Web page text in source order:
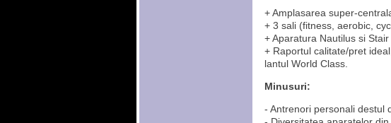
+ Amplasarea super-
+ 3 sali (fitness, aerobic,
+ Aparatura Nautilus si
+ Raportul calitate/pret ideal
lantul World Class.
Minusuri:
- Antrenori personali destul